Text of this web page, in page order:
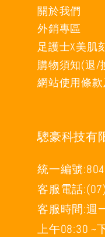
關於我們
外銷專區
足護士X美肌
購物須知(退/
網站使用條
驄豪科技有
統一編號
客服電話
客服時間:週
上午08:30 ~